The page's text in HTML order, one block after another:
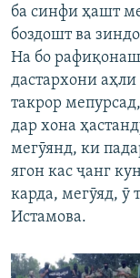
ба синфи ҳашт
боздошт ва
На бо
дастархони
такрор
дар хона
мегӯянд, ки
ягон кас ҷанг
карда, мегӯяд, ӯ
Истамова.